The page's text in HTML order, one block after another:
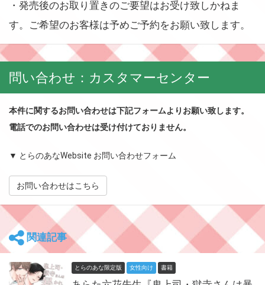
・発売後のお取り置きのご要望はお受け致しかねま
す。ご希望のお客様は予めご予約をお願い致します。
問い合わせ：カスタマーセンター
本件に関するお問い合わせは下記フォームよりお願い致します。
電話でのお問い合わせは受け付けておりません。
▼ とらのあなWebsite お問い合わせフォーム
お問い合わせはこちら
関連記事
とらのあな限定版 女性向け 書籍